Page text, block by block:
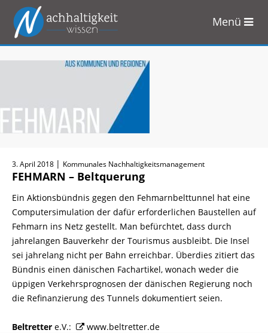
Menü
Zum
springen
3. April 2018 | Kommunales Nachhaltigkeitsmanagement
FEHMARN – Beltquerung
Ein Aktionsbündnis gegen den Fehmarnbelttunnel hat eine
Computersimulation der dafür erforderlichen Baustellen auf
Fehmarn ins Netz gestellt. Man befürchtet, dass durch
jahrelangen Bauverkehr der Tourismus ausbleibt. Die Insel
sei jahrelang nicht per Bahn erreichbar. Überdies zitiert das
Bündnis einen dänischen Fachartikel, wonach weder die
üppigen Verkehrsprognosen der dänischen Regierung noch
die Refinanzierung des Tunnels dokumentiert seien.
Beltretter e.V.: www.beltretter.de